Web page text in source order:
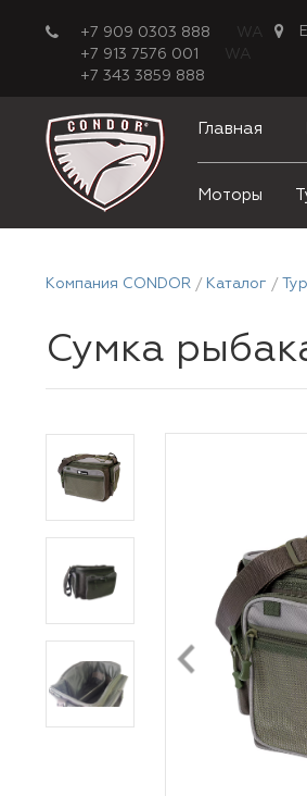
+7 909 0303 888
WA
+7 913 7576 001
WA
+7 343 3859 888
Главная
Моторы
Компания CONDOR Каталог
Сумка